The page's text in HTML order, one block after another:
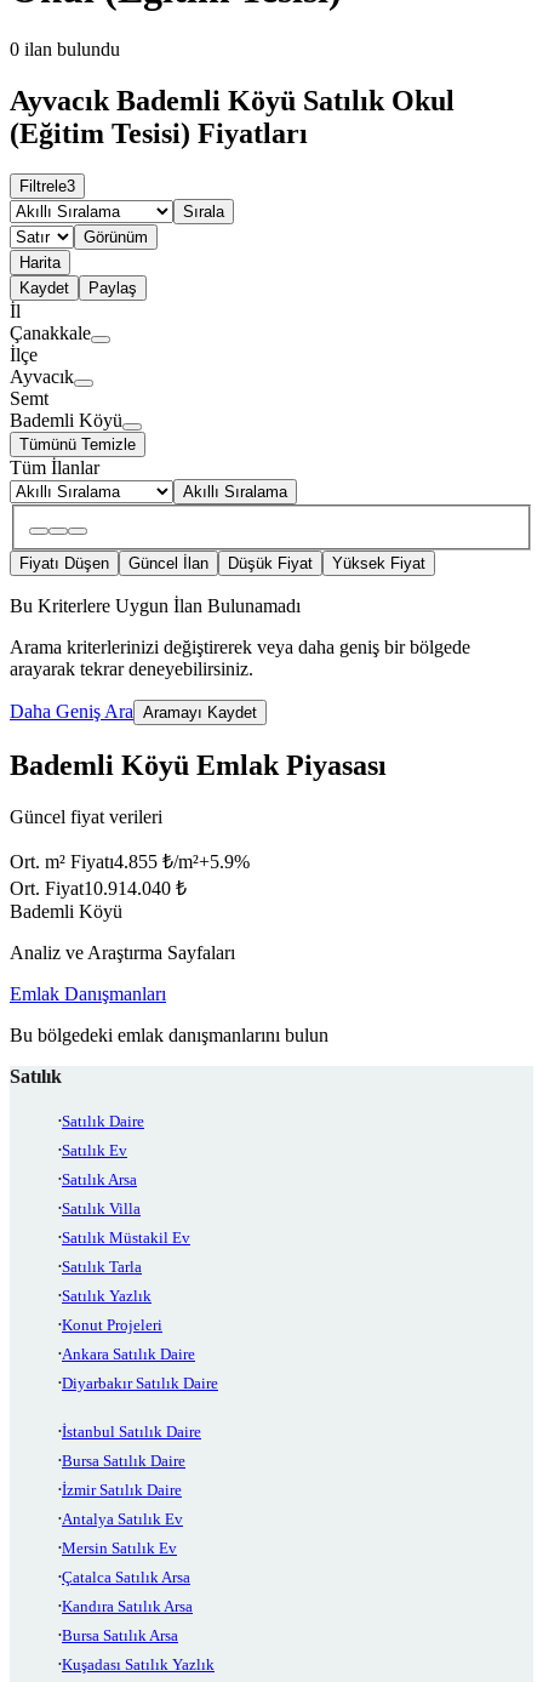
0 ilan bulundu
Ayvacık Bademli Köyü Satılık Okul
(Eğitim Tesisi) Fiyatları
Filtrele3
Sırala
Görünüm
Harita
Kaydet
Paylaş
İl
Çanakkale
İlçe
Ayvacık
Semt
Bademli Köyü
Tümünü Temizle
Tüm İlanlar
Akıllı Sıralama
Fiyatı Düşen Güncel İlan Düşük Fiyat Yüksek Fiyat
Bu Kriterlere Uygun İlan Bulunamadı
Arama kriterlerinizi değiştirerek veya daha geniş bir bölgede
arayarak tekrar deneyebilirsiniz.
Daha Geniş Ara Aramayı Kaydet
Bademli Köyü Emlak Piyasası
Güncel fiyat verileri
Ort. m² Fiyatı4.855 ₺/m²+5.9%
Ort. Fiyat10.914.040 ₺
Bademli Köyü
Analiz ve Araştırma Sayfaları
Emlak Danışmanları
Bu bölgedeki emlak danışmanlarını bulun
Satılık
Satılık Daire
Satılık Ev
Satılık Arsa
Satılık Villa
Satılık Müstakil Ev
Satılık Tarla
Satılık Yazlık
Konut Projeleri
Ankara Satılık Daire
Diyarbakır Satılık Daire
İstanbul Satılık Daire
Bursa Satılık Daire
İzmir Satılık Daire
Antalya Satılık Ev
Mersin Satılık Ev
Çatalca Satılık Arsa
Kandıra Satılık Arsa
Bursa Satılık Arsa
Kuşadası Satılık Yazlık